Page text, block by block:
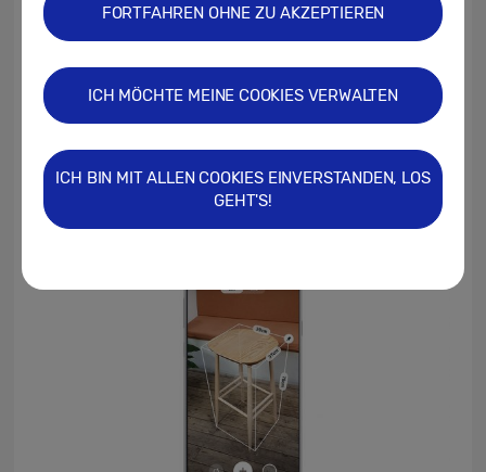
passt – ohne das Haus verlassen zu
müssen. Die Anzahl der Hausgeräte und
Möbel, die von der Heimdekor-Funktion
unterstützt werden, werden in Zukunft
Passt das Möbelstück?
FORTFAHREN OHNE ZU AKZEPTIEREN
ICH MÖCHTE MEINE COOKIES VERWALTEN
ICH BIN MIT ALLEN COOKIES EINVERSTANDEN, LOS
GEHT'S!